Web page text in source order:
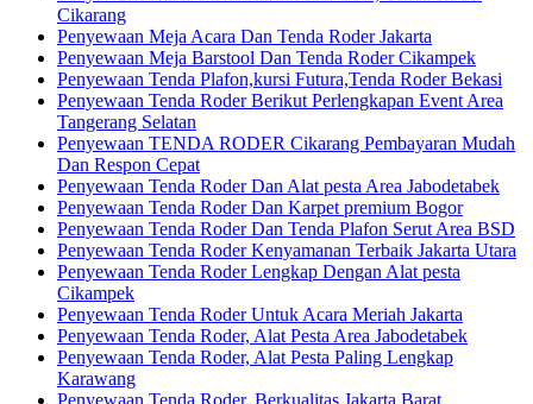
Cikarang
Penyewaan Meja Acara Dan Tenda Roder Jakarta
Penyewaan Meja Barstool Dan Tenda Roder Cikampek
Penyewaan Tenda Plafon,kursi Futura,Tenda Roder Bekasi
Penyewaan Tenda Roder Berikut Perlengkapan Event Area
Tangerang Selatan
Penyewaan TENDA RODER Cikarang Pembayaran Mudah
Dan Respon Cepat
Penyewaan Tenda Roder Dan Alat pesta Area Jabodetabek
Penyewaan Tenda Roder Dan Karpet premium Bogor
Penyewaan Tenda Roder Dan Tenda Plafon Serut Area BSD
Penyewaan Tenda Roder Kenyamanan Terbaik Jakarta Utara
Penyewaan Tenda Roder Lengkap Dengan Alat pesta
Cikampek
Penyewaan Tenda Roder Untuk Acara Meriah Jakarta
Penyewaan Tenda Roder, Alat Pesta Area Jabodetabek
Penyewaan Tenda Roder, Alat Pesta Paling Lengkap
Karawang